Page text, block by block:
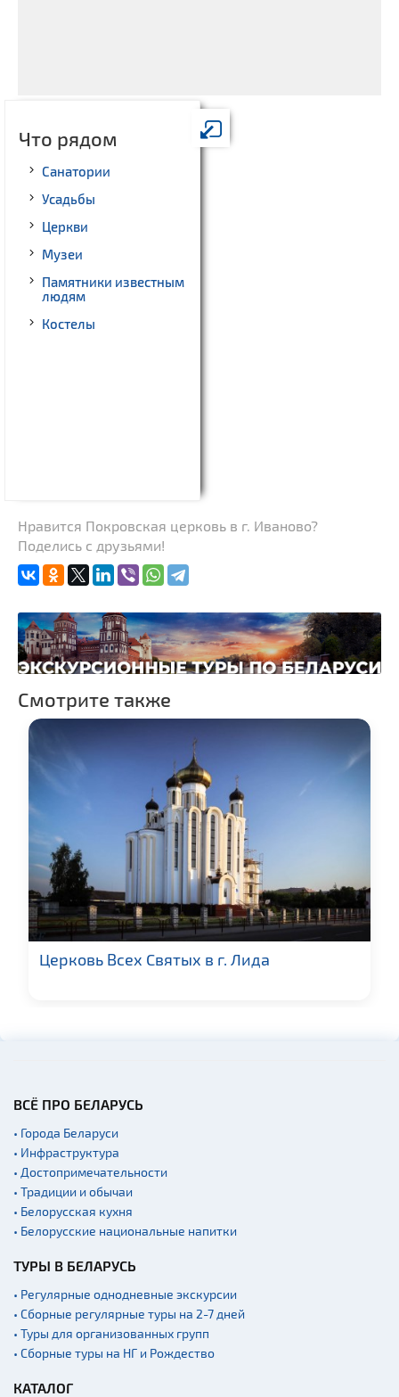
Что рядом
Санатории
Усадьбы
Церкви
Музеи
Памятники известным
людям
Костелы
Нравится Покровская церковь в г. Иваново?
Поделись с друзьями!
Смотрите также
Церковь Всех Святых в г. Лида
ВСЁ ПРО БЕЛАРУСЬ
• Города Беларуси
• Инфраструктура
• Достопримечательности
• Традиции и обычаи
• Белорусская кухня
• Белорусские национальные напитки
ТУРЫ В БЕЛАРУСЬ
• Регулярные однодневные экскурсии
• Сборные регулярные туры на 2-7 дней
• Туры для организованных групп
• Сборные туры на НГ и Рождество
КАТАЛОГ